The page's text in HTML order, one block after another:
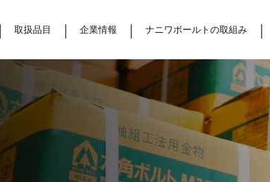
取扱品目 企業情報 ナニワボールトの取組み